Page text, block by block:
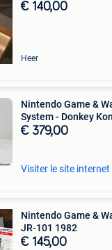
€ 140,00
Heer
Nintendo Game &
System - Donkey
€ 379,00
Visiter le site internet
Nintendo Game &
JR-101 1982
€ 145,00